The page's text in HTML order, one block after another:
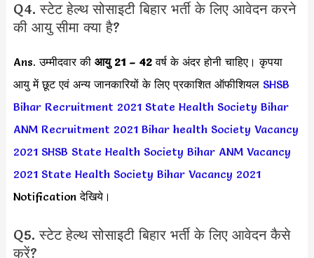
Q4. स्टेट हेल्थ सोसाइटी बिहार भर्ती के लिए आवेदन करने
की आयु सीमा क्या है?
Ans. उम्मीदवार की आयु 21 – 42वर्ष के अंदर होनी चाहिए। कृपया
आयु में छूट एवं अन्य जानकारियों के लिए प्रकाशित ऑफीशियल SHSB
Bihar Recruitment 2021 State Health Society Bihar
ANM Recruitment 2021 Bihar health Society Vacancy
2021 SHSB State Health Society Bihar ANM Vacancy
2021 State Health Society Bihar Vacancy 2021
Notification देखिये।
Q5. स्टेट हेल्थ सोसाइटी बिहार भर्ती के लिए आवेदन कैसे
करें?